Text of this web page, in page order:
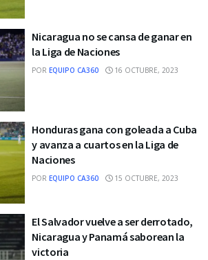
Nicaragua no se cansa de ganar en
la Liga de Naciones
POR EQUIPO CA360 16 OCTUBRE, 2023
Honduras gana con goleada a Cuba
y avanza a cuartos en la Liga de
Naciones
POR EQUIPO CA360 15 OCTUBRE, 2023
El Salvador vuelve a ser derrotado,
Nicaragua y Panamá saborean la
victoria